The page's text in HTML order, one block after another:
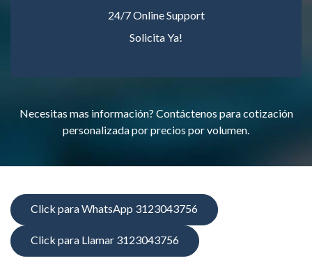
24/7 Online Support
Solicita Ya!
Necesitas mas información? Contáctenos para cotización
personalizada por precios por volumen.
Click para WhatsApp 3123043756
Click para Llamar 3123043756